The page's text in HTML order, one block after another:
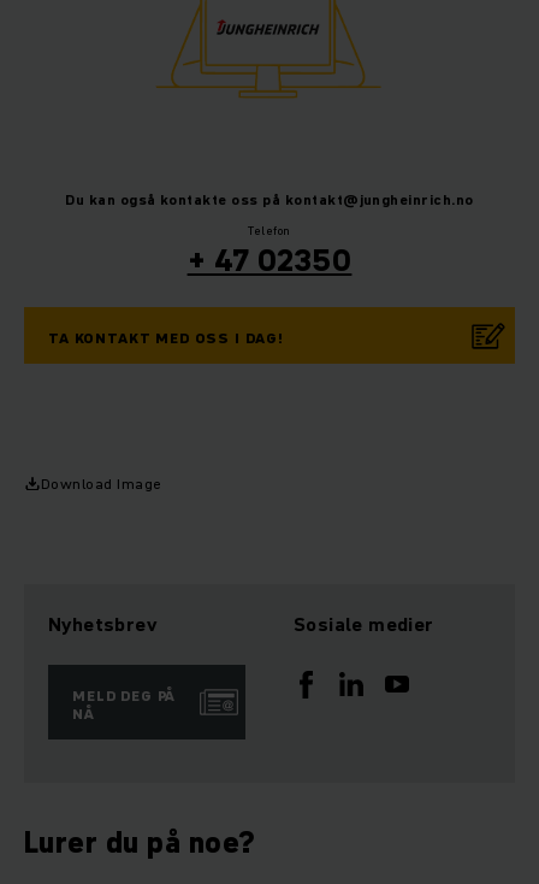
Du kan også kontakte oss på kontakt@jungheinrich.no
Telefon
+ 47 02350
TA KONTAKT MED OSS I DAG!
Download Image
Nyhetsbrev
MELD DEG PÅ
NÅ
Sosiale medier
Lurer du på noe?